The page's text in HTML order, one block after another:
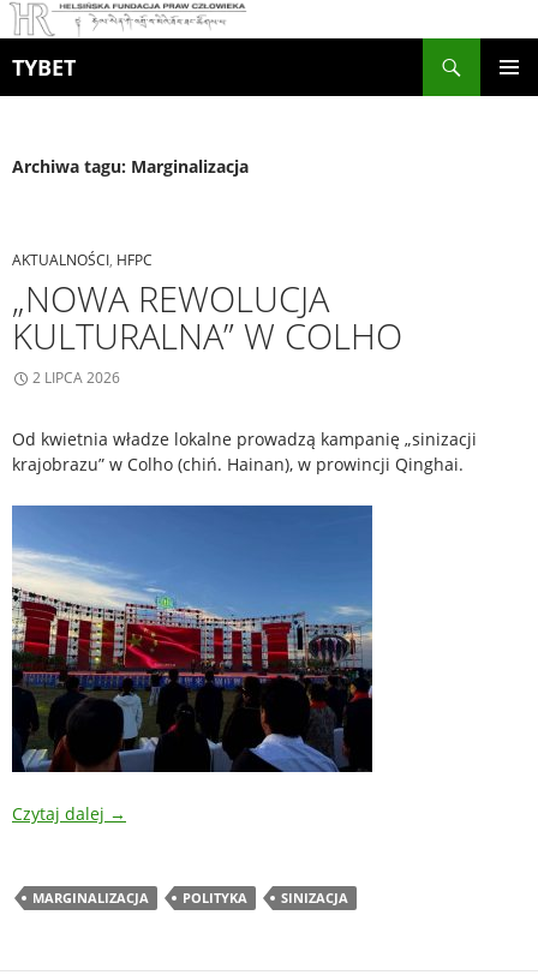
TYBET
Archiwa tagu: Marginalizacja
AKTUALNOŚCI, HFPC
„NOWA REWOLUCJA
KULTURALNA” W COLHO
2 LIPCA 2026
Od kwietnia władze lokalne prowadzą kampanię „sinizacji
krajobrazu” w Colho (chiń. Hainan), w prowincji Qinghai.
Czytaj dalej →
MARGINALIZACJA POLITYKA SINIZACJA